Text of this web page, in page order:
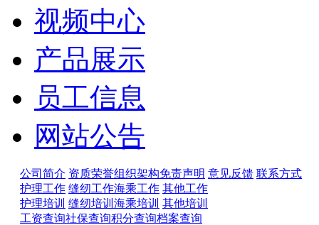
视频中心
产品展示
员工信息
网站公告
公司简介 资质荣誉组织架构免责声明 意见反馈 联系方式
护理工作 缝纫工作海乘工作 其他工作
护理培训 缝纫培训 海乘培训 其他培训
工资查询社保查询积分查询档案查询